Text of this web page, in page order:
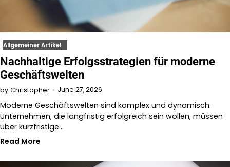
Allgemeiner Artikel
Nachhaltige Erfolgsstrategien für moderne
Geschäftswelten
by Christopher June 27, 2026
Moderne Geschäftswelten sind komplex und dynamisch.
Unternehmen, die langfristig erfolgreich sein wollen, müssen
über kurzfristige…
Read More